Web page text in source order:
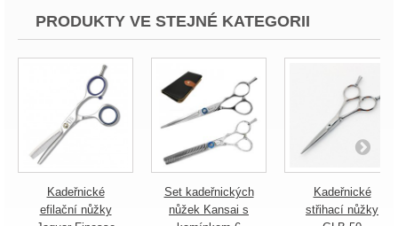
PRODUKTY VE STEJNÉ KATEGORII
Kadeřnické
efilační nůžky
Set kadeřnických
nůžek Kansai s
Kadeřnické
střihací nůžky